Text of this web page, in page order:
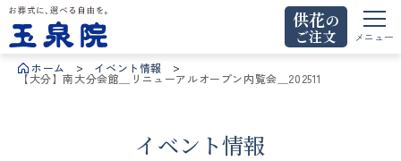
お葬式に、選べる自由を。玉泉院
供花の
ご注文
メニュー
ホーム イベント情報
【大分】南大分会館＿リニューアルオープン内覧会＿202511
イベント情報